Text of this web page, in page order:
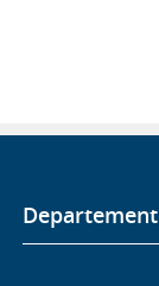
Departement